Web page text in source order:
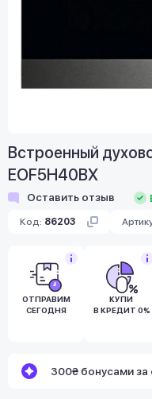
Встроенный
EOF5H40BX
Оставить отзыв
Код: 86203
ОТПРАВИМ
СЕГОДНЯ
КУПИ
В КРЕДИТ 0%
300₴ бонусами за